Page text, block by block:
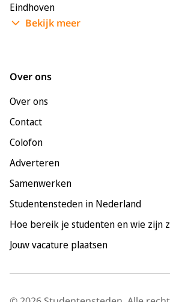
Eindhoven
Enschede
Bekijk meer
Over ons
Over ons
Contact
Colofon
Adverteren
Samenwerken
Studentensteden in Nederland
Hoe bereik je studenten en wie zijn
Jouw vacature plaatsen